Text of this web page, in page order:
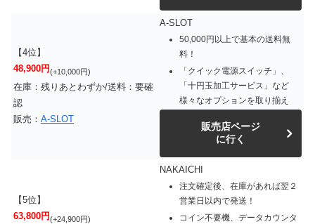
【4位】
48,900円(+10,000円)
在庫：残りあとわずか/送料：要確
認
販売： A-SLOT
A-SLOT
50,000円以上で基本の送料無
料！
「クイック電源スイッチ」、
「十円玉加工サービス」など
様々なオプションを取り揃え
販売店ページ
に行く
【5位】
63,800円(+24,900円)
NAKAICHI
注文確定後、在庫があれば翌２
営業日以内で発送！
コイン不要機、データカウンタ